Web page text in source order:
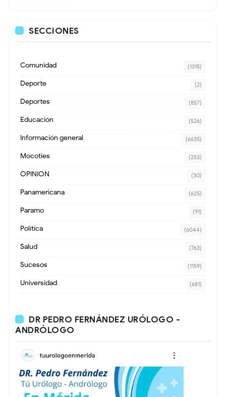
SECCIONES
Comunidad (1315)
Deporte (2)
Deportes (857)
Educación (526)
Información general (6635)
Mocoties (253)
OPINION (30)
Panamericana (625)
Paramo (91)
Política (6044)
Salud (763)
Sucesos (1159)
Universidad (681)
DR PEDRO FERNÁNDEZ URÓLOGO -
ANDRÓLOGO